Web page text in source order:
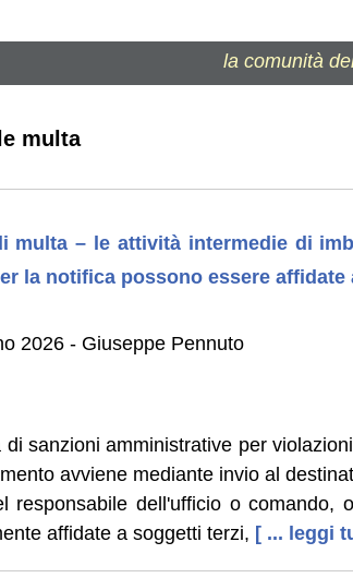
la comunità
multa
multa – le attività intermedie di
la notifica possono essere affidate
2026 - Giuseppe Pennuto
di sanzioni amministrative per
avviene mediante invio al
responsabile dell'ufficio o comando,
affidate a soggetti terzi, [ ... leggi